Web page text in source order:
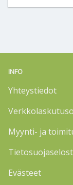
INFO
Yhteystiedot
Myynti- ja
Evästeet